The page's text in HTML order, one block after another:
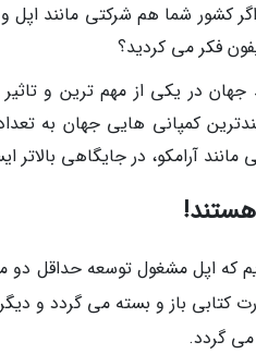
کشور شما هم شرکتی مانند
فکر می کردید؟
جهان در یکی از مهم ترین و
کمپانی هایی جهان به
آرامکو، در جایگاهی بالاتر
که اپل مشغول توسعه حداقل دو
گلکسی زد فولد 3 به صورت کتابی باز و
می گردد.